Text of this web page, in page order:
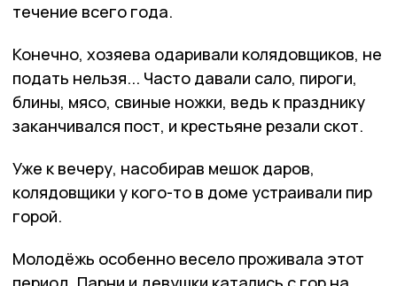
течение всего года.
Конечно, хозяева одаривали колядовщиков, не
подать нельзя... Часто давали сало, пироги,
блины, мясо, свиные ножки, ведь к празднику
заканчивался пост, и крестьяне резали скот.
Уже к вечеру, насобирав мешок даров,
колядовщики у кого-то в доме устраивали пир
горой.
Молодёжь особенно весело проживала этот